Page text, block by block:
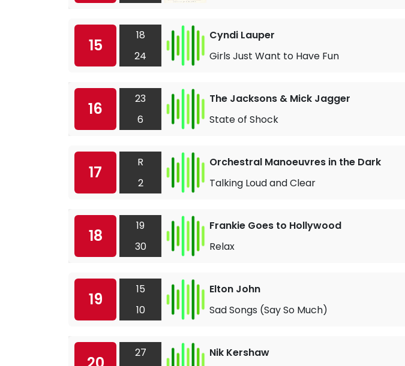
15
18
24
Cyndi Lauper
Girls Just Want to Have Fun
16
23
6
The Jacksons & Mick Jagger
State of Shock
17
R
2
Orchestral Manoeuvres in the Dark
Talking Loud and Clear
18
19
30
Frankie Goes to Hollywood
Relax
19
15
10
Elton John
Sad Songs (Say So Much)
27 Nik Kershaw